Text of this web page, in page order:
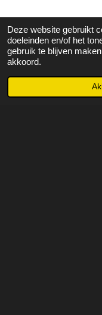
Deze website gebruikt
doeleinden en/of het
gebruik te blijven
akkoord.